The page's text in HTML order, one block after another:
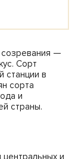
созревания —
Сорт
станции в
сорта
и
страны.
и